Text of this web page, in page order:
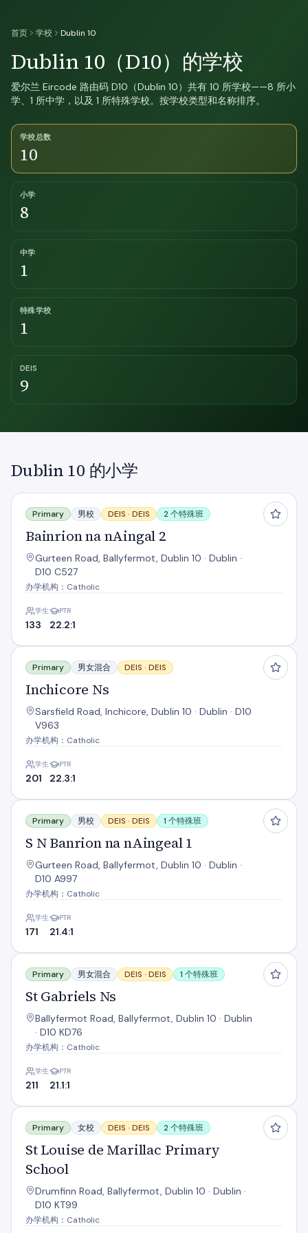
首页 学校 Dublin 10
Dublin 10（D10）的学校
爱尔兰 Eircode 路由码 D10（Dublin 10）共有 10 所学校——8 所小
学、1 所中学，以及 1 所特殊学校。按学校类型和名称排序。
学校总数
10
小学
8
中学
1
特殊学校
1
DEIS
9
Dublin 10 的小学
Bainrion na nAingal 2
Primary 男校 DEIS · DEIS 2 个特殊班
Bainrion na nAingal 2
Gurteen Road, Ballyfermot, Dublin 10 · Dublin ·
D10 C527
办学机构：Catholic
学生
133
PTR
22.2:1
Inchicore Ns
Primary 男女混合 DEIS · DEIS
Inchicore Ns
Sarsfield Road, Inchicore, Dublin 10 · Dublin · D10
V963
办学机构：Catholic
学生
201
PTR
22.3:1
S N Banrion na nAingeal 1
Primary 男校 DEIS · DEIS 1 个特殊班
S N Banrion na nAingeal 1
Gurteen Road, Ballyfermot, Dublin 10 · Dublin ·
D10 A997
办学机构：Catholic
学生
171
PTR
21.4:1
St Gabriels Ns
Primary 男女混合 DEIS · DEIS 1 个特殊班
St Gabriels Ns
Ballyfermot Road, Ballyfermot, Dublin 10 · Dublin
· D10 KD76
办学机构：Catholic
学生
211
PTR
21.1:1
St Louise de Marillac Primary School
Primary 女校 DEIS · DEIS 2 个特殊班
St Louise de Marillac Primary
School
Drumfinn Road, Ballyfermot, Dublin 10 · Dublin ·
D10 KT99
办学机构：Catholic